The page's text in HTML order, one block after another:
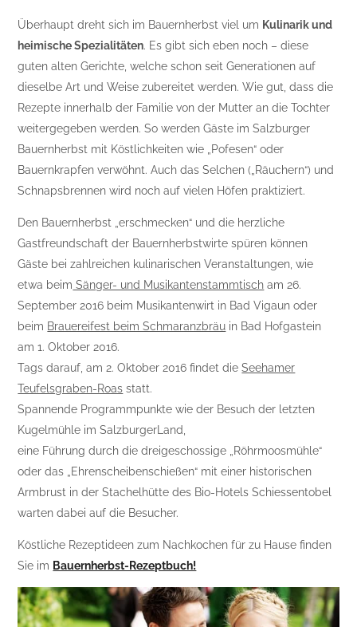
Überhaupt dreht sich im Bauernherbst viel um Kulinarik und
heimische Spezialitäten. Es gibt sich eben noch – diese
guten alten Gerichte, welche schon seit Generationen auf
dieselbe Art und Weise zubereitet werden. Wie gut, dass die
Rezepte innerhalb der Familie von der Mutter an die Tochter
weitergegeben werden. So werden Gäste im Salzburger
Bauernherbst mit Köstlichkeiten wie „Pofesen“ oder
Bauernkrapfen verwöhnt. Auch das Selchen („Räuchern“) und
Schnapsbrennen wird noch auf vielen Höfen praktiziert.
Den Bauernherbst „erschmecken“ und die herzliche
Gastfreundschaft der Bauernherbstwirte spüren können
Gäste bei zahlreichen kulinarischen Veranstaltungen, wie
etwa beim Sänger- und Musikantenstammtisch am 26.
September 2016 beim Musikantenwirt in Bad Vigaun oder
beim Brauereifest beim Schmaranzbräu in Bad Hofgastein
am 1. Oktober 2016.
Tags darauf, am 2. Oktober 2016 findet dieSeehamer
Teufelsgraben-Roas statt.
Spannende Programmpunkte wie der Besuch der letzten
Kugelmühle im SalzburgerLand,
eine Führung durch die dreigeschossige „Röhrmoosmühle“
oder das „Ehrenscheibenschießen“ mit einer historischen
Armbrust in der Stachelhütte des Bio-Hotels Schiessentobel
warten dabei auf die Besucher.
Köstliche Rezeptideen zum Nachkochen für zu Hause finden
Sie im Bauernherbst-Rezeptbuch!